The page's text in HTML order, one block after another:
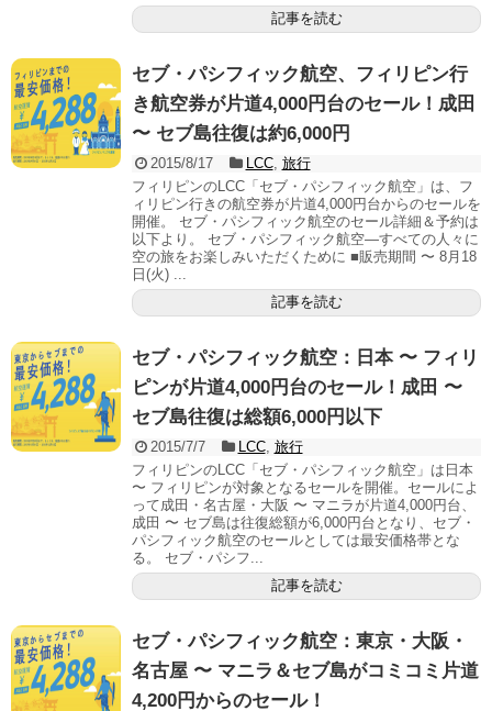
記事を読む
セブ・パシフィック航空、フィリピン行
き航空券が片道4,000円台のセール！成田
〜 セブ島往復は約6,000円
2015/8/17 LCC, 旅行
フィリピンのLCC「セブ・パシフィック航空」は、フ
ィリピン行きの航空券が片道4,000円台からのセールを
開催。 セブ・パシフィック航空のセール詳細＆予約は
以下より。 セブ・パシフィック航空―すべての人々に
空の旅をお楽しみいただくために ■販売期間 〜 8月18
日(火) ...
記事を読む
セブ・パシフィック航空：日本 〜 フィリ
ピンが片道4,000円台のセール！成田 〜
セブ島往復は総額6,000円以下
2015/7/7 LCC, 旅行
フィリピンのLCC「セブ・パシフィック航空」は日本
〜 フィリピンが対象となるセールを開催。セールによ
って成田・名古屋・大阪 〜 マニラが片道4,000円台、
成田 〜 セブ島は往復総額が6,000円台となり、セブ・
パシフィック航空のセールとしては最安価格帯とな
る。 セブ・パシフ...
記事を読む
セブ・パシフィック航空：東京・大阪・
名古屋 〜 マニラ＆セブ島がコミコミ片道
4,200円からのセール！